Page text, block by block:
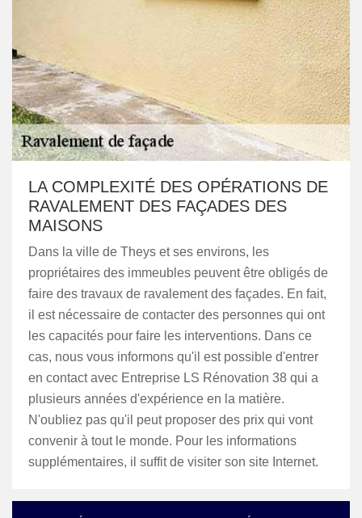
LA COMPLEXITÉ DES OPÉRATIONS DE
RAVALEMENT DES FAÇADES DES
MAISONS
Dans la ville de Theys et ses environs, les
propriétaires des immeubles peuvent être obligés de
faire des travaux de ravalement des façades. En fait,
il est nécessaire de contacter des personnes qui ont
les capacités pour faire les interventions. Dans ce
cas, nous vous informons qu'il est possible d'entrer
en contact avec Entreprise LS Rénovation 38 qui a
plusieurs années d'expérience en la matière.
N'oubliez pas qu'il peut proposer des prix qui vont
convenir à tout le monde. Pour les informations
supplémentaires, il suffit de visiter son site Internet.